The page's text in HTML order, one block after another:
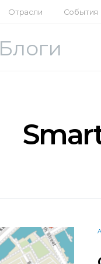
Отрасли События
Блоги